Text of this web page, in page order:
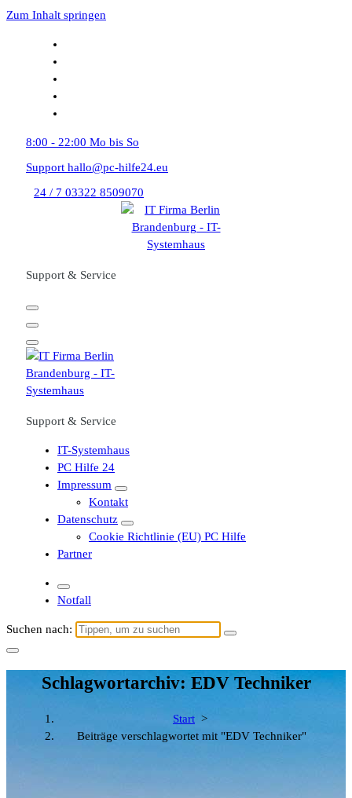
Zum Inhalt springen
8:00 - 22:00 Mo bis So
Support hallo@pc-hilfe24.eu
24 / 7 03322 8509070
Support & Service
Support & Service
IT-Systemhaus
PC Hilfe 24
Impressum
Kontakt
Datenschutz
Cookie Richtlinie (EU) PC Hilfe
Partner
Notfall
Suchen nach:
Schlagwortarchiv: EDV Techniker
Start >
Beiträge verschlagwortet mit "EDV Techniker"